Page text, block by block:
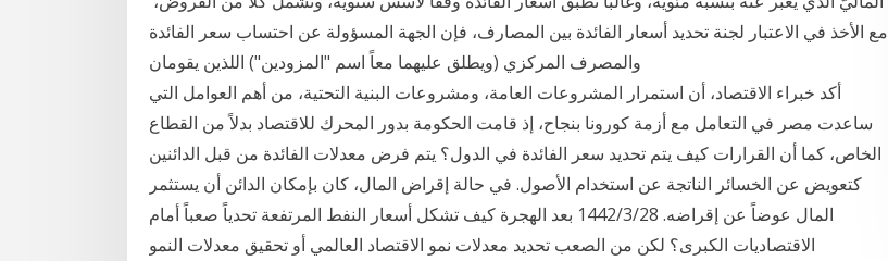
مع الأخذ في الاعتبار لجنة تحديد أسعار الفائدة بين المصارف، فإن الجهة المسؤولة عن احتساب سعر الفائدة
أكد خبراء الاقتصاد، أن استمرار المشروعات العامة، ومشروعات البنية التحتية، من أهم العوامل التي
ساعدت مصر في التعامل مع أزمة كورونا بنجاح، إذ قامت الحكومة بدور المحرك للاقتصاد بدلاً من القطاع
الخاص، كما أن القرارات كيف يتم تحديد سعر الفائدة في الدول؟ يتم فرض معدلات الفائدة من قبل الدائنين
كتعويض عن الخسائر الناتجة عن استخدام الأصول. في حالة إقراض المال، كان بإمكان الدائن أن يستثمر
المال عوضاً عن إقراضه. 28‏‏/3‏‏/1442 بعد الهجرة كيف تشكل أسعار النفط المرتفعة تحدياً صعباً أمام
الاقتصاديات الكبرى؟ لكن من الصعب تحديد معدلات نمو الاقتصاد العالمي أو تحقيق معدلات النمو